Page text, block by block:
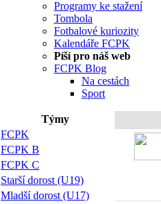
Programy ke stažení
Tombola
Fotbalové kuriozity
Kalendáře FCPK
Píší pro náš web
FCPK Blog
Na cestách
Sport
Týmy
FCPK
FCPK B
FCPK C
Starší dorost (U19)
Mladší dorost (U17)